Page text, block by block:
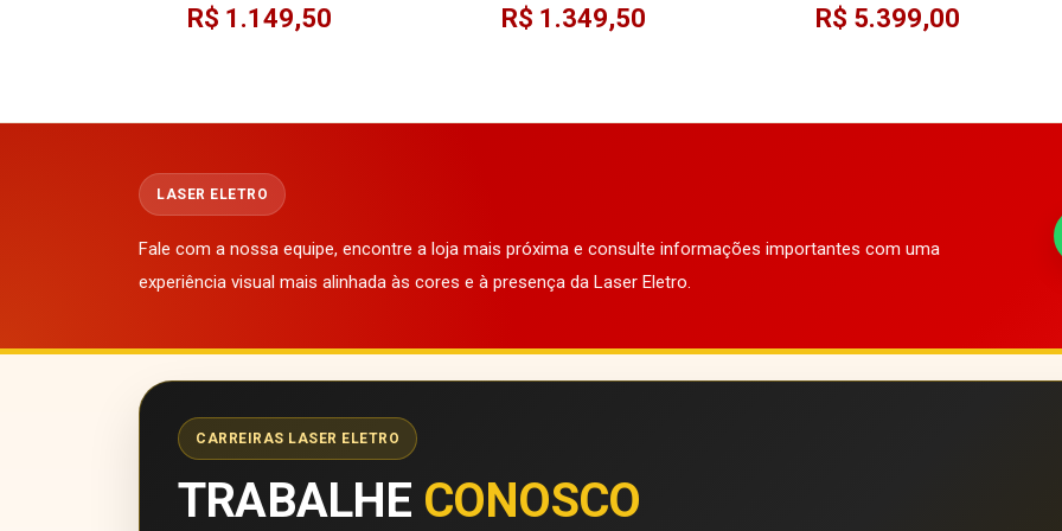
R$ 1.149,50 R$ 1.349,50 R$ 5.399,00
LASER ELETRO
Fale com a nossa equipe, encontre a loja mais próxima e consulte informações importantes com uma
experiência visual mais alinhada às cores e à presença da Laser Eletro.
CARREIRAS LASER ELETRO
TRABALHE CONOSCO